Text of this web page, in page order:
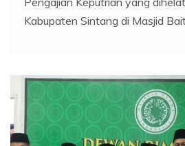
Kabupaten Sintang di Masjid